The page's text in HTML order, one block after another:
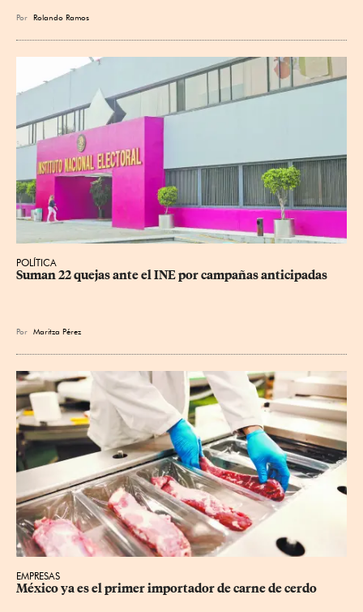
Por Rolando Ramos
POLÍTICA
Suman 22 quejas ante el INE por campañas anticipadas
Por Maritza Pérez
EMPRESAS
México ya es el primer importador de carne de cerdo